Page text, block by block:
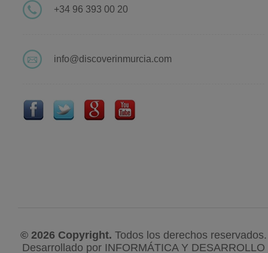
+34 96 393 00 20
info@discoverinmurcia.com
© 2026 Copyright. Todos los derechos reservados.
Desarrollado por INFORMÁTICA Y DESARROLLO